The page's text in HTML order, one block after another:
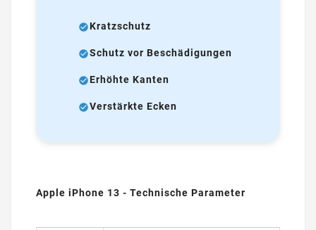
Kratzschutz
Schutz vor Beschädigungen
Erhöhte Kanten
Verstärkte Ecken
Apple iPhone 13 - Technische Parameter